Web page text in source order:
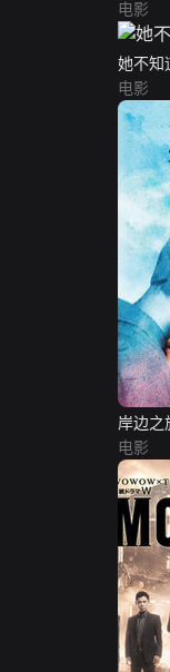
电影
她不知
电影
岸边之
电影